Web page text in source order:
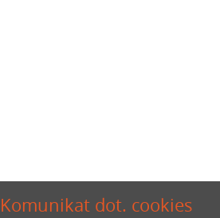
Komunikat dot. cookies